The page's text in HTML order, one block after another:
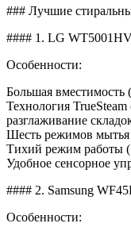
### Лучшие
#### 1. LG
Особенности:
Большая вместимость
Технология
разглаживание
Шесть режимов мытья
Тихий режим работы
Удобное сенсорное
#### 2. Samsung
Особенности: